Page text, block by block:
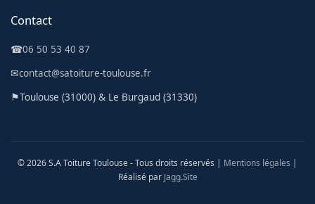
Contact
☎06 50 53 40 87
✉contact@satoiture-toulouse.fr
⚑Toulouse (31000) & Le Burgaud (31330)
© 2026 S.A Toiture Toulouse - Tous droits réservés | Mentions légales |
Réalisé par Jagg.Site